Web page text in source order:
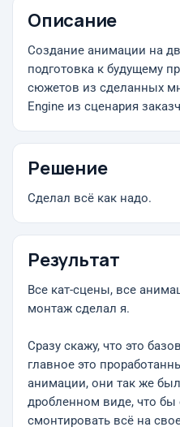
Описание
Создание анимации на
подготовка к будущему
сюжетов из сделанных
Engine из сценария
Решение
Сделал всё как надо.
Результат
Все кат-сцены, все
монтаж сделал я.
Сразу скажу, что это
главное это
анимации, они так же
дробленном виде, что
смонтировать всё на